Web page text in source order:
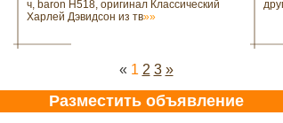
ч, baron H518, оригинал Классический
Харлей Дэвидсон из тв»»
« 1 2 3 »
Разместить объявление